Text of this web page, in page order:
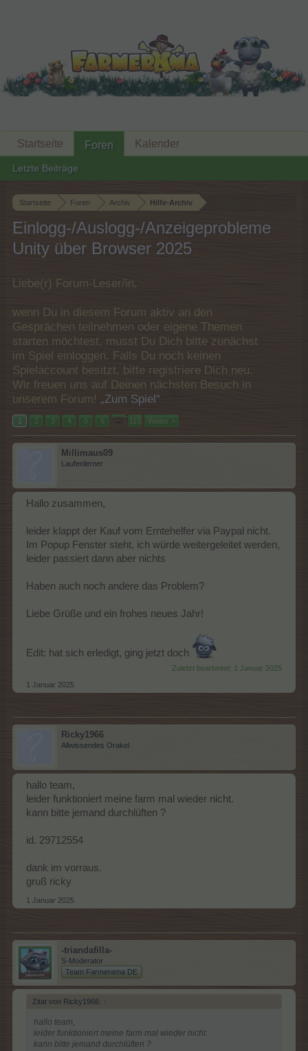
Startseite Foren Archiv Hilfe-Archiv
Einlogg-/Auslogg-/Anzeigeprobleme
Unity über Browser 2025
Liebe(r) Forum-Leser/in,
wenn Du in diesem Forum aktiv an den
Gesprächen teilnehmen oder eigene Themen
starten möchtest, musst Du Dich bitte zunächst
im Spiel einloggen. Falls Du noch keinen
Spielaccount besitzt, bitte registriere Dich neu.
Wir freuen uns auf Deinen nächsten Besuch in
unserem Forum! „Zum Spiel“
1 2 3 4 5 6 → 115 Weiter >
Millimaus09
Laufenlerner
Hallo zusammen,
leider klappt der Kauf vom Erntehelfer via Paypal nicht.
Im Popup Fenster steht, ich würde weitergeleitet werden,
leider passiert dann aber nichts
Haben auch noch andere das Problem?
Liebe Grüße und ein frohes neues Jahr!
Edit: hat sich erledigt, ging jetzt doch
Zuletzt bearbeitet: 1 Januar 2025
1 Januar 2025
Ricky1966
Allwissendes Orakel
hallo team,
leider funktioniert meine farm mal wieder nicht.
kann bitte jemand durchlüften ?
id. 29712554
dank im vorraus.
gruß ricky
1 Januar 2025
-triandafilla-
S-Moderator
Team Farmerama DE
Zitat von Ricky1966: ↑
hallo team,
leider funktioniert meine farm mal wieder nicht.
kann bitte jemand durchlüften ?
Startseite Foren
Letzte Beiträge
Kalender